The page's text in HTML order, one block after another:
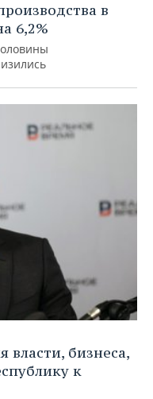
в
6,2%
власти, бизнеса,
к